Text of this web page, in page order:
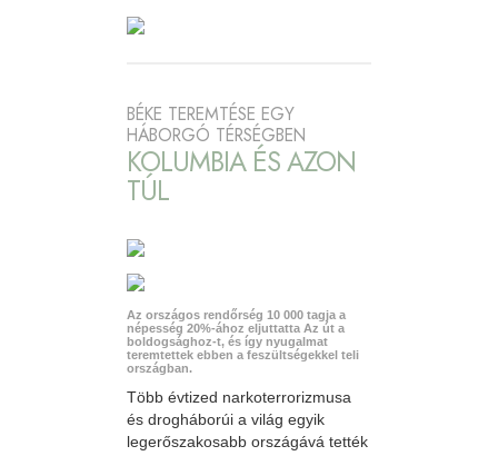
BÉKE TEREMTÉSE EGY
HÁBORGÓ TÉRSÉGBEN
KOLUMBIA ÉS AZON
TÚL
Az országos rendőrség 10 000 tagja a
népesség 20%-ához eljuttatta Az út a
boldogsághoz-t, és így nyugalmat
teremtettek ebben a feszültségekkel teli
országban.
Több évtized narkoterrorizmusa
és drogháborúi a világ egyik
legerőszakosabb országává tették